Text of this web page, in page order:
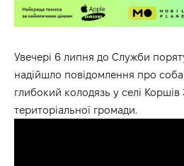
Увечері 6 липня до Служби
надійшло повідомлення про
глибокий колодязь у селі Коршів
територіальної громади.